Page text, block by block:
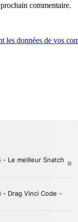
commentaire.
les données de vos